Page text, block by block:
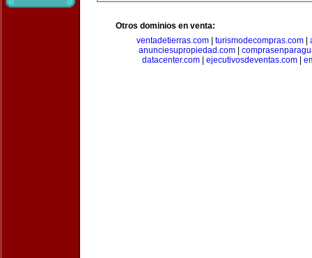
Otros dominios en venta:
ventadetierras.com
turismodecompras.com
anunciesupropiedad.com|
datacenter.com
ejecutivosdeventas.com